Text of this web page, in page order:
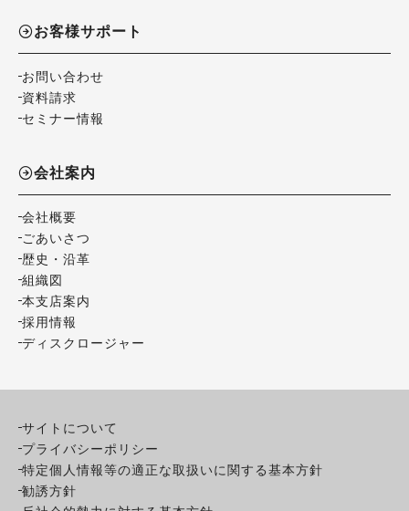
お客様サポート
お問い合わせ
資料請求
セミナー情報
会社案内
会社概要
ごあいさつ
歴史・沿革
組織図
本支店案内
採用情報
ディスクロージャー
サイトについて
プライバシーポリシー
特定個人情報等の適正な取扱いに関する基本方針
勧誘方針